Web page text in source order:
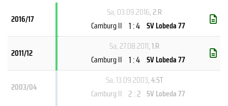
2016/17
Sa, 03.09.2016, 2.R
Camburg II 1 : 4 SV Lobeda 77
2011/12
Sa, 27.08.2011, 1.R
Camburg II 1 : 4 SV Lobeda 77
2003/04
Sa, 13.09.2003, 4.ST
Camburg II 2 : 2 SV Lobeda 77